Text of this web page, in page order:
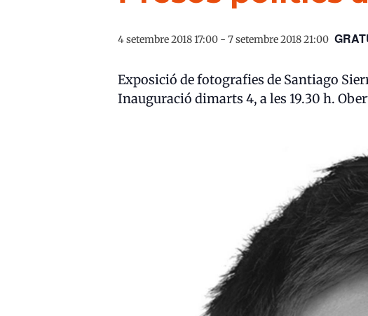
4 setembre 2018 17:00 - 7 setembre 2018 21:00
Exposició de fotografies de Santiago
Inauguració dimarts 4, a les 19.30 h.